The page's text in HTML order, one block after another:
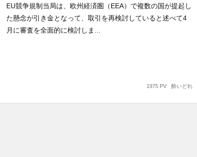
EU競争規制当局は、欧州経済圏（EEA）で複数の国が提起し
た懸念が引き金となって、取引を再検討していると述べて4
月に審査を全面的に検討しま...
酔いどれ
1975 PV